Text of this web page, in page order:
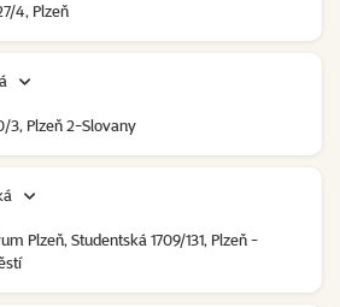
4, Plzeň
3, Plzeň 2-Slovany
Plzeň, Studentská 1709/131, Plzeň -